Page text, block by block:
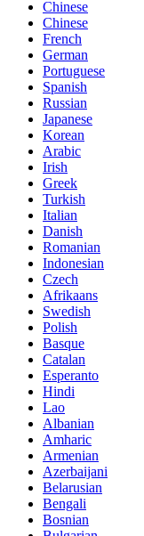
Chinese
Chinese
French
German
Portuguese
Spanish
Russian
Japanese
Korean
Arabic
Irish
Greek
Turkish
Italian
Danish
Romanian
Indonesian
Czech
Afrikaans
Swedish
Polish
Basque
Catalan
Esperanto
Hindi
Lao
Albanian
Amharic
Armenian
Azerbaijani
Belarusian
Bengali
Bosnian